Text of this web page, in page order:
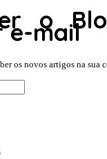
o
e-mail
os novos artigos na sua